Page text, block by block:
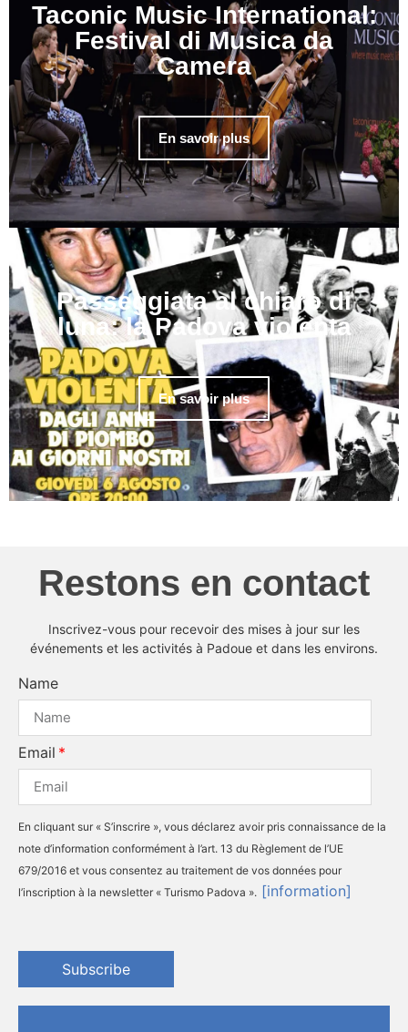
Taconic Music International:
Festival di Musica da
Camera
En savoir plus
Passeggiata al chiaro di
luna: la Padova violenta
En savoir plus
Restons en contact
Inscrivez-vous pour recevoir des mises à jour sur les
événements et les activités à Padoue et dans les environs.
Name
Email
En cliquant sur « S’inscrire », vous déclarez avoir pris connaissance de la
note d’information conformément à l’art. 13 du Règlement de l’UE
679/2016 et vous consentez au traitement de vos données pour
l’inscription à la newsletter « Turismo Padova ». [information]
Subscribe